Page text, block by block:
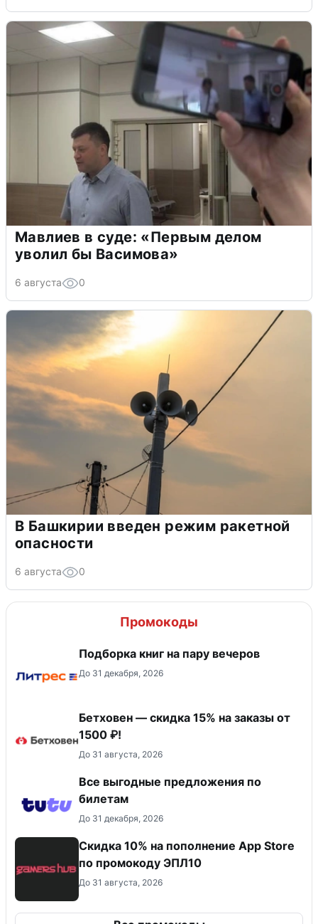
Мавлиев в суде: «Первым делом
уволил бы Васимова»
6 августа 0
В Башкирии введен режим ракетной
опасности
6 августа 0
Промокоды
Подборка книг на пару вечеров
До 31 декабря, 2026
Бетховен — скидка 15% на заказы от
1500 ₽!
До 31 августа, 2026
Все выгодные предложения по
билетам
До 31 декабря, 2026
Скидка 10% на пополнение App Store
по промокоду ЭПЛ10
До 31 августа, 2026